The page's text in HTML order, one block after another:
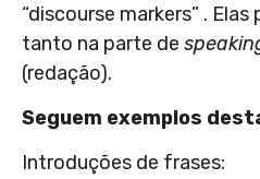
“discourse markers” .
tanto na parte de
(redação).
Seguem exemplos
Introduções de frases: